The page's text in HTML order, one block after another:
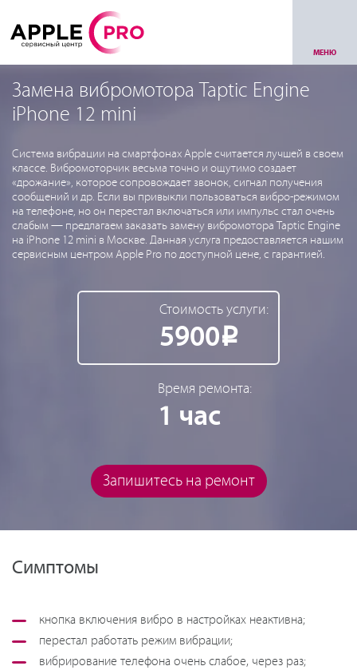
МЕНЮ
Замена вибромотора Taptic Engine
iPhone 12 mini
Система вибрации на смартфонах Apple считается лучшей в своем
классе. Вибромоторчик весьма точно и ощутимо создает
«дрожание», которое сопровождает звонок, сигнал получения
сообщений и др. Если вы привыкли пользоваться вибро-режимом
на телефоне, но он перестал включаться или импульс стал очень
слабым — предлагаем заказать замену вибромотора Taptic Engine
на iPhone 12 mini в Москве. Данная услуга предоставляется нашим
сервисным центром Apple Pro по доступной цене, с гарантией.
Стоимость услуги:
5900Р
Время ремонта:
1 час
Запишитесь на ремонт
Симптомы
кнопка включения вибро в настройках неактивна;
перестал работать режим вибрации;
вибрирование телефона очень слабое, через раз;